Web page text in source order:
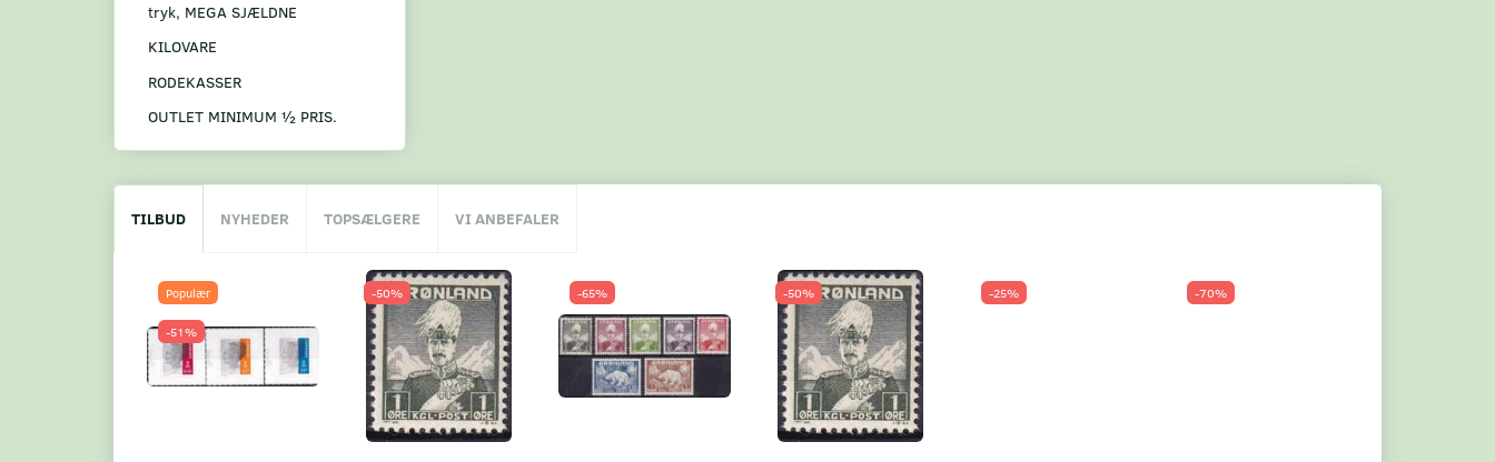
tryk, MEGA SJÆLDNE
KILOVARE
RODEKASSER
OUTLET MINIMUM ½ PRIS.
TILBUD NYHEDER TOPSÆLGERE VI ANBEFALER
Populær
-51%
-50% -65% -50% -25% -70%